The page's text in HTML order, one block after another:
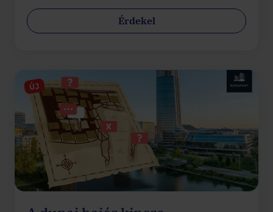
Érdekel
ÚJ